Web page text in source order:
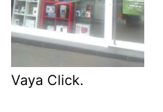
Vaya Click.